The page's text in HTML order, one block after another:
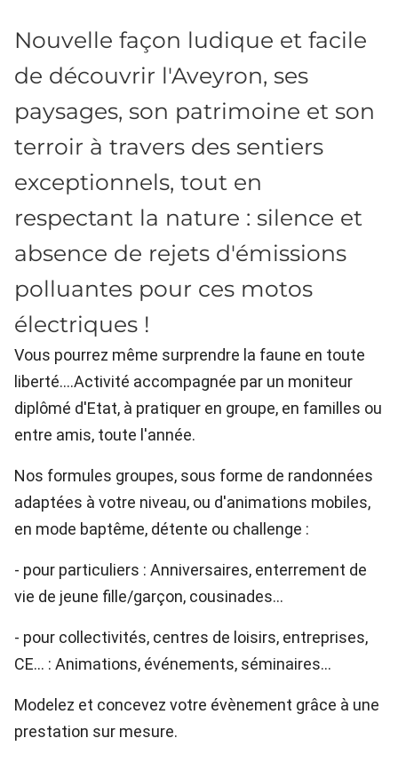
Nouvelle façon ludique et facile
de découvrir l'Aveyron, ses
paysages, son patrimoine et son
terroir à travers des sentiers
exceptionnels, tout en
respectant la nature : silence et
absence de rejets d'émissions
polluantes pour ces motos
électriques !
Vous pourrez même surprendre la faune en toute
liberté....Activité accompagnée par un moniteur
diplômé d'Etat, à pratiquer en groupe, en familles ou
entre amis, toute l'année.
Nos formules groupes, sous forme de randonnées
adaptées à votre niveau, ou d'animations mobiles,
en mode baptême, détente ou challenge :
- pour particuliers : Anniversaires, enterrement de
vie de jeune fille/garçon, cousinades...
- pour collectivités, centres de loisirs, entreprises,
CE... : Animations, événements, séminaires...
Modelez et concevez votre évènement grâce à une
prestation sur mesure.